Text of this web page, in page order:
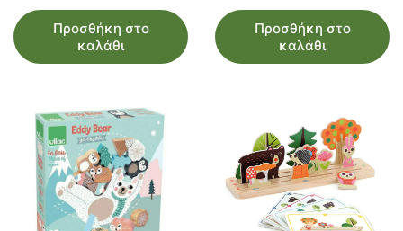
Προσθήκη στο
καλάθι
Προσθήκη στο
καλάθι